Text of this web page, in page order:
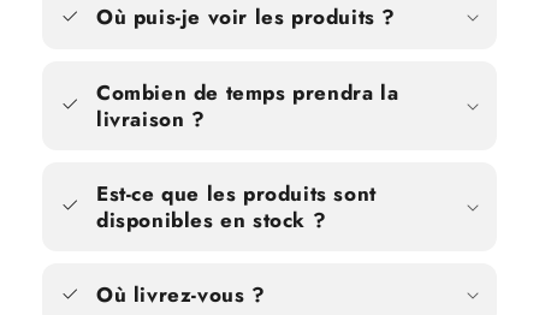
Où puis-je voir les produits ?
Combien de temps prendra la
livraison ?
Est-ce que les produits sont
disponibles en stock ?
Où livrez-vous ?